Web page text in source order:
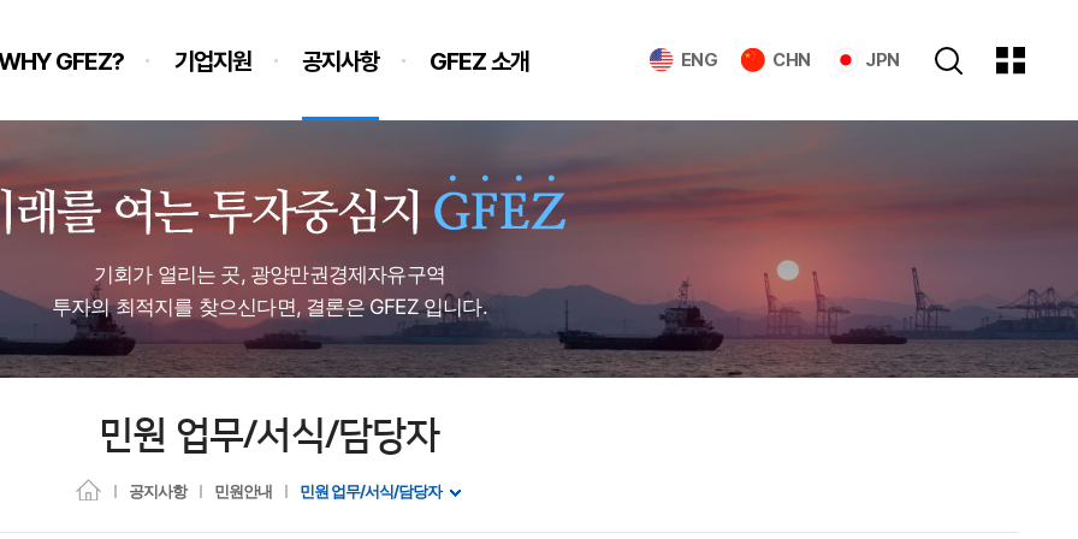
ENG CHN JPN
GFEZ? 기업지원 공지사항 GFEZ 소개
기회가 열리는 곳, 광양만권경제자유구역
투자의 최적지를 찾으신다면, 결론은 GFEZ 입니다.
민원 업무/서식/담당자
공지사항 민원안내 민원 업무/서식/담당자